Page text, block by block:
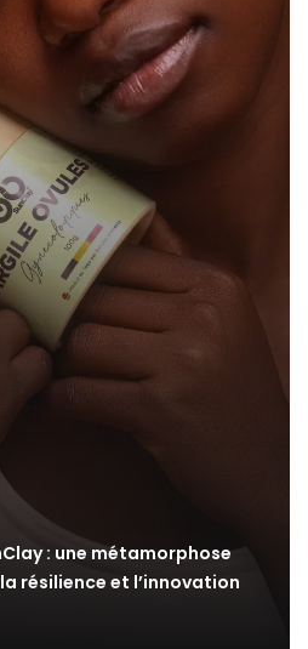
: une métamorphose
résilience et l’innovation